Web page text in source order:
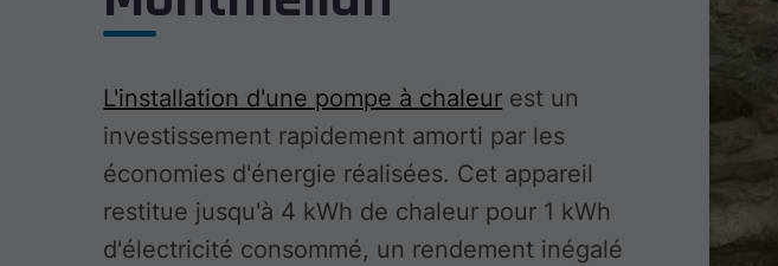
L'installation d'une pompe à chaleur est un
investissement rapidement amorti par les
économies d'énergie réalisées. Cet appareil
restitue jusqu'à 4 kWh de chaleur pour 1 kWh
d'électricité consommé, un rendement inégalé